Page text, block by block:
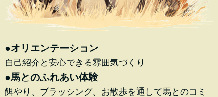
●オリエンテーション
自己紹介と安心できる雰囲気づくり
●馬とのふれあい体験
餌やり、ブラッシング、お散歩を通して馬とのコミ